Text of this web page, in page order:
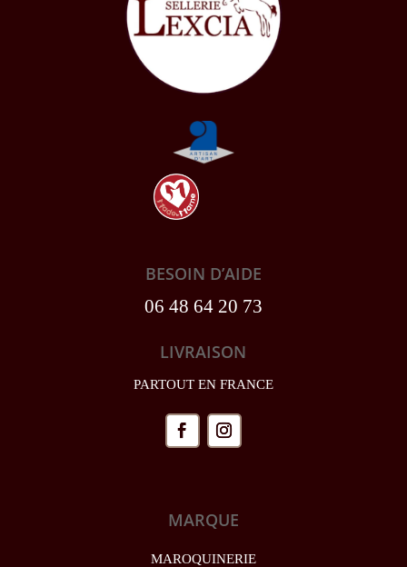
BESOIN D’AIDE
06 48 64 20 73
LIVRAISON
PARTOUT EN FRANCE
MARQUE
MAROQUINERIE